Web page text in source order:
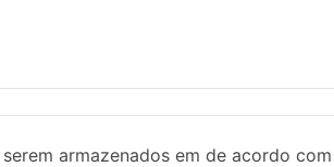
armazenados em de acordo